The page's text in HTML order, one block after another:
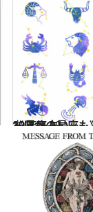
2026.3.29
《ほかの星座も》今週の12星座占い
占い